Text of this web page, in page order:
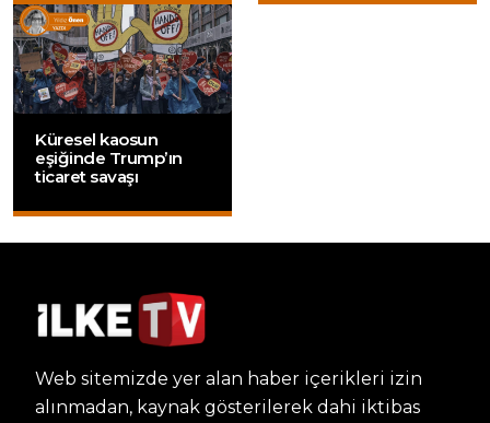
Küresel kaosun
eşiğinde Trump’ın
ticaret savaşı
Web sitemizde yer alan haber içerikleri izin
alınmadan, kaynak gösterilerek dahi iktibas